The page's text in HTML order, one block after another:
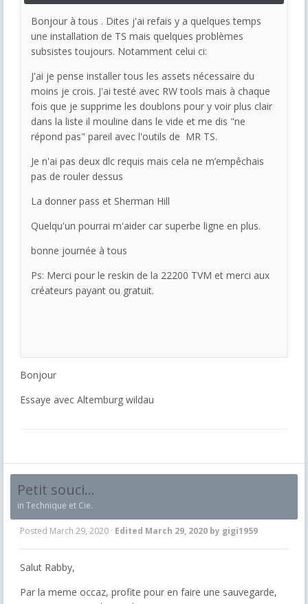
Bonjour à tous . Dites j'ai refais y a quelques temps
une installation de TS mais quelques problèmes
subsistes toujours. Notamment celui ci:
J'ai je pense installer tous les assets nécessaire du
moins je crois. J'ai testé avec RW tools mais à chaque
fois que je supprime les doublons pour y voir plus clair
dans la liste il mouline dans le vide et me dis "ne
répond pas" pareil avec l'outils de MR TS.
Je n'ai pas deux dlc requis mais cela ne m’empêchais
pas de rouler dessus
La donner pass et Sherman Hill
Quelqu'un pourrai m'aider car superbe ligne en plus.
bonne journée à tous
Ps: Merci pour le reskin de la 22200 TVM et merci aux
créateurs payant ou gratuit.
Bonjour
Essaye avec Altemburg wildau
Petit souci...
in Technique et Cie.
Posted March 29, 2020 · Edited March 29, 2020 by gigi1959
Salut Rabby,
Par la meme occaz, profite pour en faire une sauvegarde,